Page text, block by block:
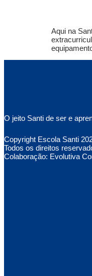
Aqui na
O jeito Santi de ser e
Copyright Escola Santi
Todos os direitos
Colaboração: Evolutiva